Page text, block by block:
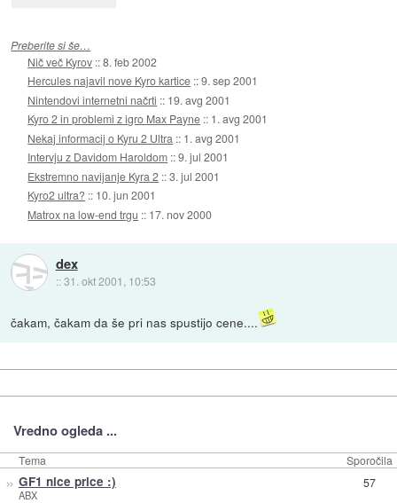
Preberite si še…
Nič več Kyrov ::8. feb 2002
Hercules najavil nove Kyro kartice ::9. sep 2001
Nintendovi internetni načrti :: 19. avg 2001
Kyro 2 in problemi z igro Max Payne :: 1. avg 2001
Nekaj informacij o Kyru 2 Ultra :: 1. avg 2001
Intervju z Davidom Haroldom ::9. jul 2001
Ekstremno navijanje Kyra 2 ::3. jul 2001
Kyro2 ultra? :: 10. jun 2001
Matrox na low-end trgu :: 17. nov 2000
dex
::31. okt 2001, 10:53
čakam, čakam da še pri nas spustijo cene....
Vredno ogleda ...
Tema Sporočila
» GF1 nice price :)
ABX
57